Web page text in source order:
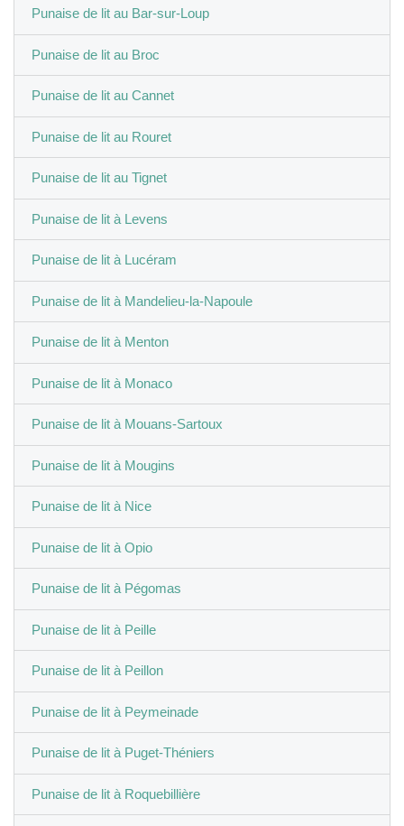
Punaise de lit au Bar-sur-Loup
Punaise de lit au Broc
Punaise de lit au Cannet
Punaise de lit au Rouret
Punaise de lit au Tignet
Punaise de lit à Levens
Punaise de lit à Lucéram
Punaise de lit à Mandelieu-la-Napoule
Punaise de lit à Menton
Punaise de lit à Monaco
Punaise de lit à Mouans-Sartoux
Punaise de lit à Mougins
Punaise de lit à Nice
Punaise de lit à Opio
Punaise de lit à Pégomas
Punaise de lit à Peille
Punaise de lit à Peillon
Punaise de lit à Peymeinade
Punaise de lit à Puget-Théniers
Punaise de lit à Roquebillière